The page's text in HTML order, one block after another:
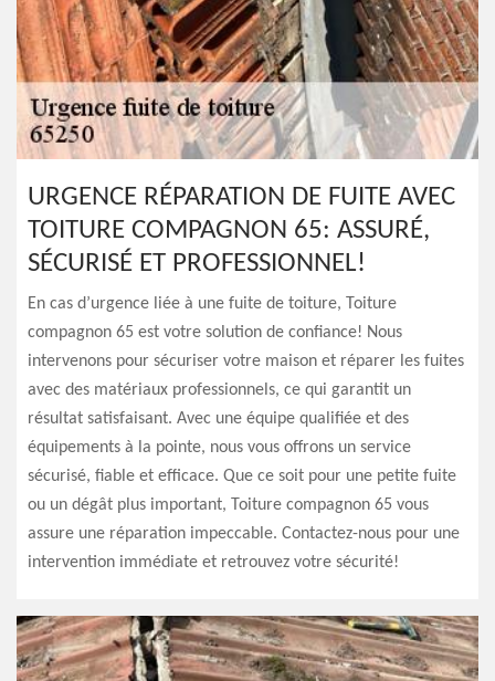
URGENCE RÉPARATION DE FUITE AVEC
TOITURE COMPAGNON 65: ASSURÉ,
SÉCURISÉ ET PROFESSIONNEL!
En cas d’urgence liée à une fuite de toiture, Toiture
compagnon 65 est votre solution de confiance! Nous
intervenons pour sécuriser votre maison et réparer les fuites
avec des matériaux professionnels, ce qui garantit un
résultat satisfaisant. Avec une équipe qualifiée et des
équipements à la pointe, nous vous offrons un service
sécurisé, fiable et efficace. Que ce soit pour une petite fuite
ou un dégât plus important, Toiture compagnon 65 vous
assure une réparation impeccable. Contactez-nous pour une
intervention immédiate et retrouvez votre sécurité!